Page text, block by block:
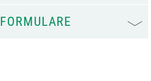
FORMULARE